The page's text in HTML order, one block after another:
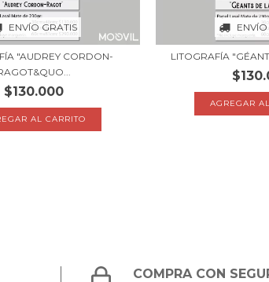
ENVÍO GRATIS
"AUDREY CORDON-
$130.000
AL CARRITO
LITOGRAFÍA
AGREGAR
COMPRA CON